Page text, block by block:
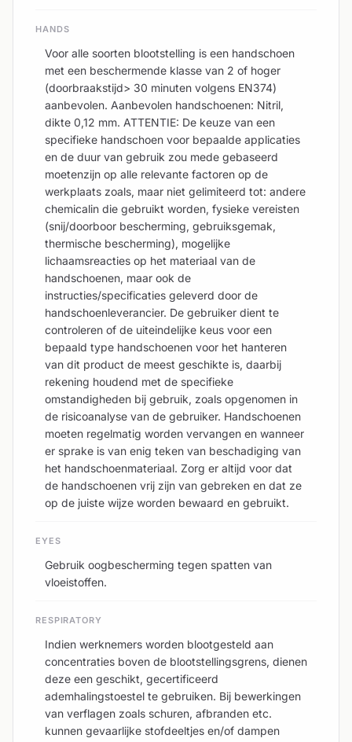
HANDS
Voor alle soorten blootstelling is een handschoen
met een beschermende klasse van 2 of hoger
(doorbraakstijd> 30 minuten volgens EN374)
aanbevolen. Aanbevolen handschoenen: Nitril,
dikte 0,12 mm. ATTENTIE: De keuze van een
specifieke handschoen voor bepaalde applicaties
en de duur van gebruik zou mede gebaseerd
moetenzijn op alle relevante factoren op de
werkplaats zoals, maar niet gelimiteerd tot: andere
chemicalin die gebruikt worden, fysieke vereisten
(snij/doorboor bescherming, gebruiksgemak,
thermische bescherming), mogelijke
lichaamsreacties op het materiaal van de
handschoenen, maar ook de
instructies/specificaties geleverd door de
handschoenleverancier. De gebruiker dient te
controleren of de uiteindelijke keus voor een
bepaald type handschoenen voor het hanteren
van dit product de meest geschikte is, daarbij
rekening houdend met de specifieke
omstandigheden bij gebruik, zoals opgenomen in
de risicoanalyse van de gebruiker. Handschoenen
moeten regelmatig worden vervangen en wanneer
er sprake is van enig teken van beschadiging van
het handschoenmateriaal. Zorg er altijd voor dat
de handschoenen vrij zijn van gebreken en dat ze
op de juiste wijze worden bewaard en gebruikt.
EYES
Gebruik oogbescherming tegen spatten van
vloeistoffen.
RESPIRATORY
Indien werknemers worden blootgesteld aan
concentraties boven de blootstellingsgrens, dienen
deze een geschikt, gecertificeerd
ademhalingstoestel te gebruiken. Bij bewerkingen
van verflagen zoals schuren, afbranden etc.
kunnen gevaarlijke stofdeeltjes en/of dampen